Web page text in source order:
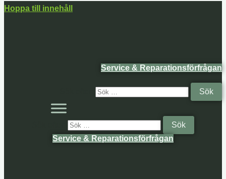
Hoppa till innehåll
Service & Reparationsförfrågan
Service & Reparationsförfrågan